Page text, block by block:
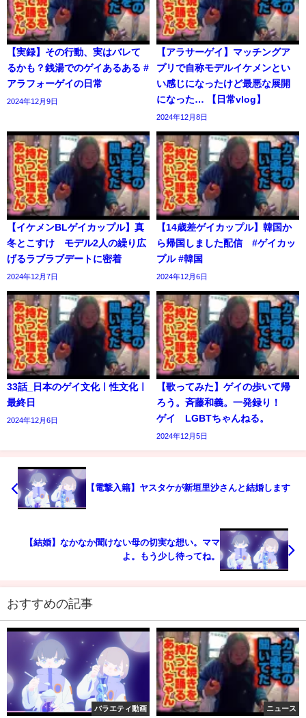
【実録】その行動、実はバレて
るかも？銭湯でのゲイあるある #
アラフォーゲイの日常
2024年12月9日
【アラサーゲイ】マッチングア
プリで自称モデルイケメンとい
い感じになったけど最悪な展開
になった… 【日常vlog】
2024年12月8日
【イケメンBLゲイカップル】真
冬とこすけ モデル2人の繰り広
げるラブラブデートに密着
2024年12月7日
【14歳差ゲイカップル】韓国か
ら帰国しました配信 #ゲイカッ
プル #韓国
2024年12月6日
33話_日本のゲイ文化ㅣ性文化ㅣ
最終日
2024年12月6日
【歌ってみた】ゲイの歩いて帰
ろう。斉藤和義。一発録り！
ゲイ LGBTちゃんねる。
2024年12月5日
【電撃入籍】ヤスタケが新垣里沙さんと結婚します
【結婚】なかなか聞けない母の切実な想い。ママ
よ。もう少し待ってね。
おすすめの記事
バラエティ動画 ニュース